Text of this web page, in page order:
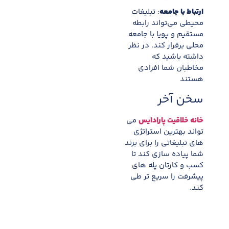
ارتباط با جامعه: تبلیغات
محیطی می‌تواند رابطه
مستقیم و پویا با جامعه
محلی برقرار کند. در نظر
داشته باشید که
مخاطبان شما افرادی
هستند
سخن آخر
خانه خلاقیت پارادایس می
تواند بهترین استراتژی
های تبلیغاتی را برای برند
شما پیاده سازی کند تا
کسب و کارتان پله های
پیشرفت را سریع تر طی
کند.